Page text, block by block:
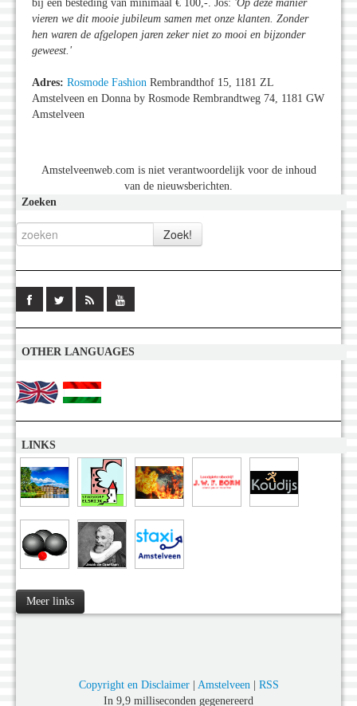
bij een besteding van minimaal € 100,-. Jos: 'Op deze manier
vieren we dit mooie jubileum samen met onze klanten. Zonder
hen waren de afgelopen jaren zeker niet zo mooi en bijzonder
geweest. '
Adres: Rosmode Fashion Rembrandthof 15, 1181 ZL
Amstelveen en Donna by Rosmode Rembrandtweg 74, 1181 GW
Amstelveen
Amstelveenweb.com is niet verantwoordelijk voor de inhoud
van de nieuwsberichten.
Zoeken
OTHER LANGUAGES
LINKS
Meer links
Copyright en Disclaimer| Amstelveen| RSS
In 9,9 milliseconden gegenereerd